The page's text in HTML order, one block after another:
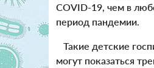
COVID-19, чем в
период пандемии.
Такие детские
могут показаться